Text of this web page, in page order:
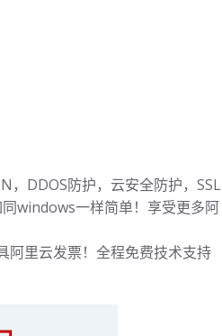
，DDOS防护，云安全防护，SSL
windows一样简单！享受更多阿
阿里云发票！全程免费技术支持